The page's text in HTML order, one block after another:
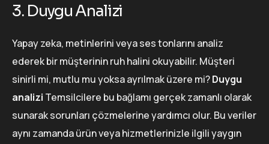
3. Duygu Analizi
Yapay zeka, metinlerini veya ses tonlarını analiz
ederek bir müşterinin ruh halini okuyabilir. Müşteri
sinirli mi, mutlu mu yoksa ayrılmak üzere mi?Duygu
analizi Temsilcilere bu bağlamı gerçek zamanlı olarak
sunarak sorunları çözmelerine yardımcı olur. Bu veriler
aynı zamanda ürün veya hizmetlerinizle ilgili yaygın